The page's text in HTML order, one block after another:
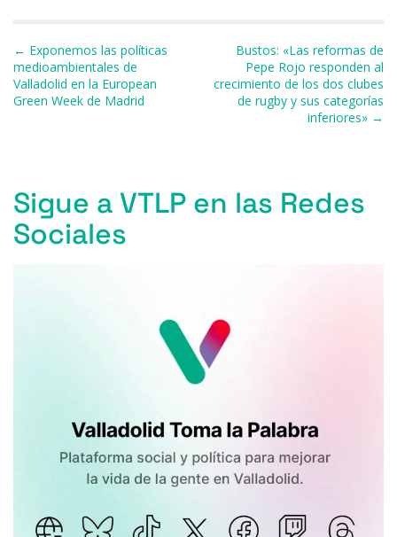
o
o
y
a
m
ti
r
Navegación de entradas
← Exponemos las políticas
medioambientales de
Valladolid en la European
Green Week de Madrid
Bustos: «Las reformas de
Pepe Rojo responden al
crecimiento de los dos clubes
de rugby y sus categorías
inferiores» →
Sigue a VTLP en las Redes
Sociales